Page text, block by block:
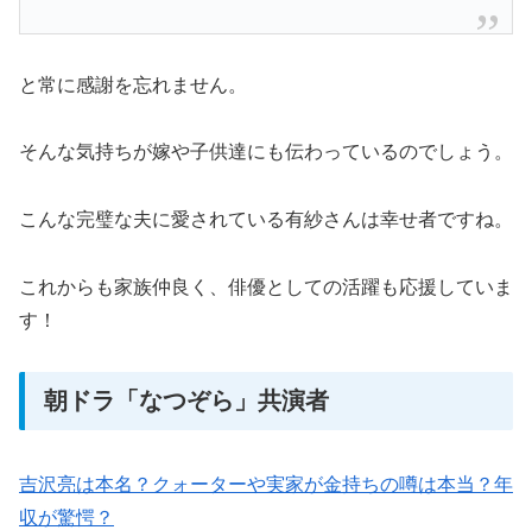
と常に感謝を忘れません。
そんな気持ちが嫁や子供達にも伝わっているのでしょう。
こんな完璧な夫に愛されている有紗さんは幸せ者ですね。
これからも家族仲良く、俳優としての活躍も応援していま
す！
朝ドラ「なつぞら」共演者
吉沢亮は本名？クォーターや実家が金持ちの噂は本当？年
収が驚愕？